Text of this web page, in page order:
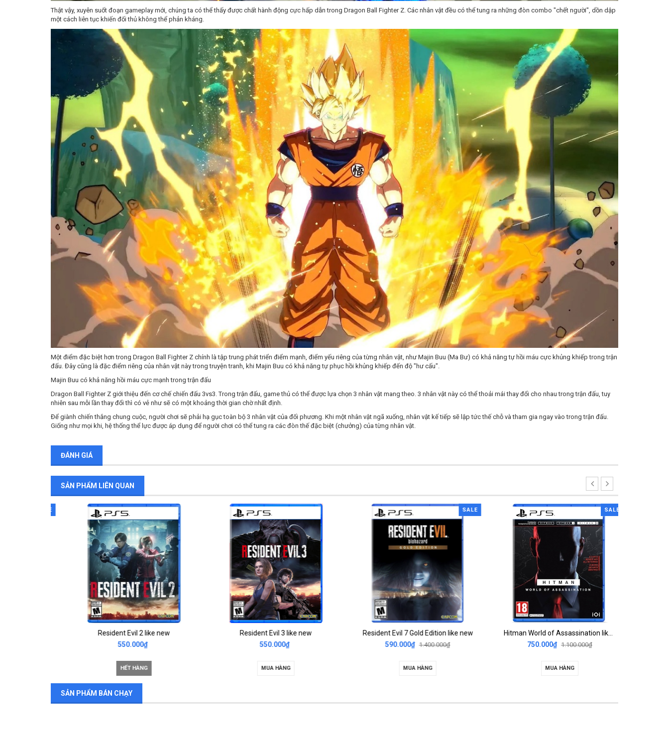
Thật vậy, xuyên suốt đoạn gameplay mới, chúng ta có thể thấy được chất hành động cực hấp dẫn trong Dragon Ball Fighter Z. Các nhân vật đều có thể tung ra những đòn combo "chết người", dồn dập
một cách liên tục khiến đối thủ không thể phản kháng.
Một điểm đặc biệt hơn trong Dragon Ball Fighter Z chính là tập trung phát triển điểm mạnh, điểm yếu riêng của từng nhân vật, như Majin Buu (Ma Bư) có khả năng tự hồi máu cực khủng khiếp trong trận
đấu. Đây cũng là đặc điểm riêng của nhân vật này trong truyện tranh, khi Majin Buu có khả năng tự phục hồi khủng khiếp đến độ "hư cấu".
Majin Buu có khả năng hồi máu cực mạnh trong trận đấu
Dragon Ball Fighter Z giới thiệu đến cơ chế chiến đấu 3vs3. Trong trận đấu, game thủ có thể được lựa chọn 3 nhân vật mang theo. 3 nhân vật này có thể thoải mái thay đổi cho nhau trong trận đấu, tuy
nhiên sau mỗi lần thay đổi thì có vẻ như sẽ có một khoảng thời gian chờ nhất định.
Để giành chiến thắng chung cuộc, người chơi sẽ phải hạ gục toàn bộ 3 nhân vật của đối phương. Khi một nhân vật ngã xuống, nhân vật kế tiếp sẽ lập tức thế chỗ và tham gia ngay vào trong trận đấu.
Giống như mọi khi, hệ thống thể lực được áp dụng để người chơi có thể tung ra các đòn thế đặc biệt (chưởng) của từng nhân vật.
ĐÁNH GIÁ
SẢN PHẨM LIÊN QUAN
Resident Evil 2 like new
550.000₫
HẾT HÀNG
Resident Evil 3 like new
550.000₫
MUA HÀNG
SALE
Resident Evil 7 Gold Edition like new
590.000₫ 1.400.000₫
MUA HÀNG
SALE
Hitman World of Assassination like new
750.000₫ 1.100.000₫
MUA HÀNG
SẢN PHẨM BÁN CHẠY